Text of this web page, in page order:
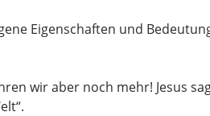
Eigenschaften und
wir aber noch mehr! Jesus